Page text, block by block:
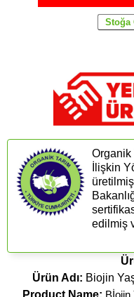
Organik
İlişkin
edilmiş
Ürün Adı: Biojin
Product Name: Bİojin